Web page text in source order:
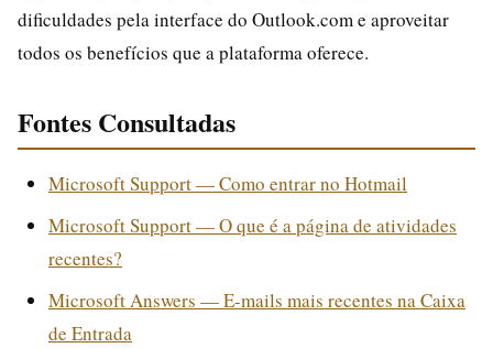
dificuldades pela interface do Outlook.com e aproveitar
todos os benefícios que a plataforma oferece.
Fontes Consultadas
Microsoft Support — Como entrar no Hotmail
Microsoft Support — O que é a página de atividades
recentes?
Microsoft Answers — E-mails mais recentes na Caixa
de Entrada